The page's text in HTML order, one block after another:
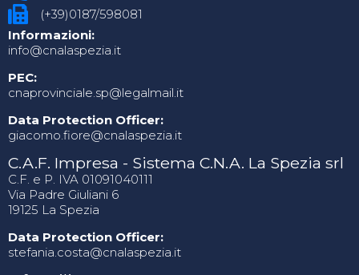
(+39)0187/598081
Informazioni:
info@cnalaspezia.it
PEC:
cnaprovinciale.sp@legalmail.it
Data Protection Officer:
giacomo.fiore@cnalaspezia.it
C.A.F. Impresa - Sistema C.N.A. La Spezia srl
C.F. e P. IVA 01091040111
Via Padre Giuliani 6
19125 La Spezia
Data Protection Officer:
stefania.costa@cnalaspezia.it